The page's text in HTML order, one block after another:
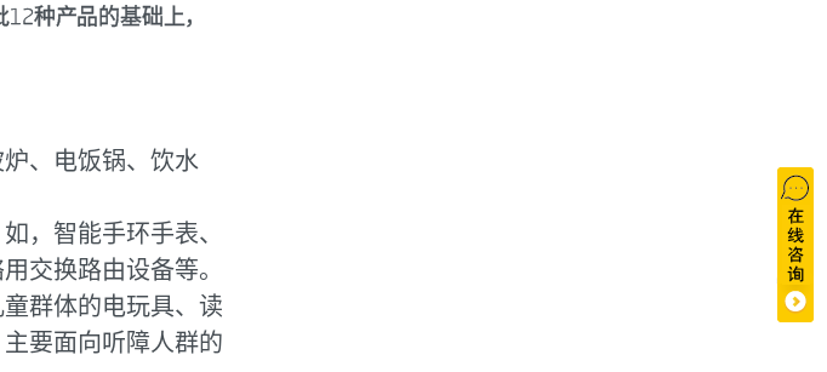
种产品的基础上，
、电饭锅、饮水
，智能手环手表、
交换路由设备等。
群体的电玩具、读
要面向听障人群的